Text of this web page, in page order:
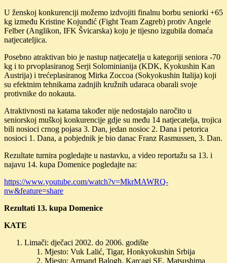
U ženskoj konkurenciji možemo izdvojiti finalnu borbu seniorki +65
kg između Kristine Kojunđić (Fight Team Zagreb) protiv Angele
Felber (Anglikon, IFK Švicarska) koju je tijesno izgubila domaća
natjecateljica.
Posebno atraktivan bio je nastup natjecatelja u kategoriji seniora -70
kg i to prvoplasiranog Serji Solominianija (KDK, Kyokushin Kan
Austrija) i trećeplasiranog Mirka Zoccoa (Sokyokushin Italija) koji
su efektnim tehnikama zadnjih kružnih udaraca obarali svoje
protivnike do nokauta.
Atraktivnosti na katama također nije nedostajalo naročito u
seniorskoj muškoj konkurencije gdje su među 14 natjecatelja, trojica
bili nosioci crnog pojasa 3. Dan, jedan nosioc 2. Dana i petorica
nosioci 1. Dana, a pobjednik je bio danac Franz Rasmussen, 3. Dan.
Rezultate turnira pogledajte u nastavku, a video reportažu sa 13. i
najavu 14. kupa Domenice pogledajte na:
https://www.youtube.com/watch?v=MkrMAWRQ-
nw&feature=share
Rezultati 13. kupa Domenice
KATE
Limači: dječaci 2002. do 2006. godište
Mjesto: Vuk Lalić, Tigar, Honkyokushin Srbija
Mjesto: Armand Balogh, Karcagi SE, Matsushima